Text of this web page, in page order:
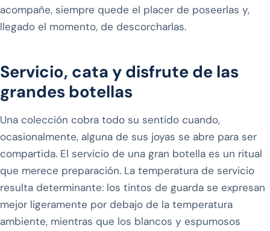
acompañe, siempre quede el placer de poseerlas y,
llegado el momento, de descorcharlas.
Servicio, cata y disfrute de las
grandes botellas
Una colección cobra todo su sentido cuando,
ocasionalmente, alguna de sus joyas se abre para ser
compartida. El servicio de una gran botella es un ritual
que merece preparación. La temperatura de servicio
resulta determinante: los tintos de guarda se expresan
mejor ligeramente por debajo de la temperatura
ambiente, mientras que los blancos y espumosos